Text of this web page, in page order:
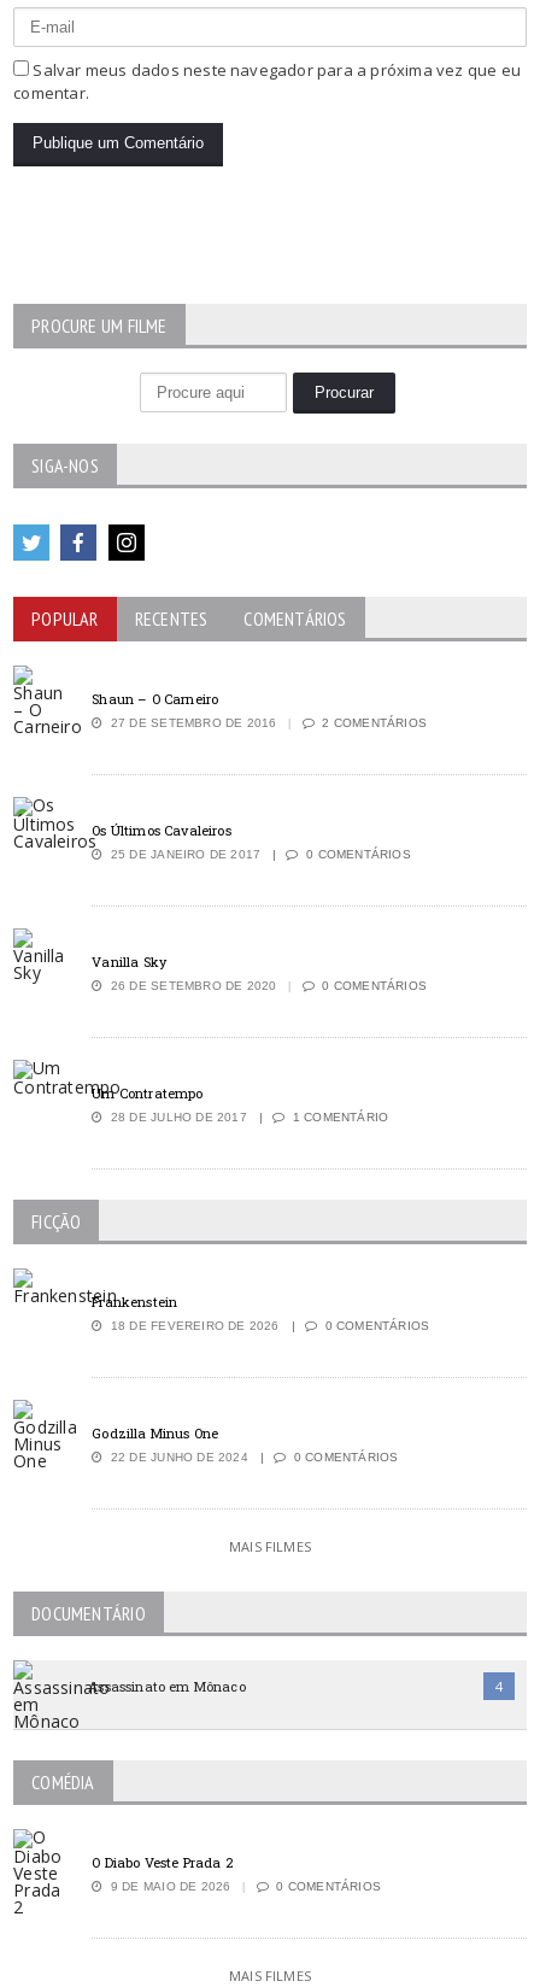
Salvar meus dados neste navegador para a próxima vez que eu
comentar.
PROCURE UM FILME
SIGA-NOS
POPULAR RECENTES COMENTÁRIOS
Shaun – O Carneiro
27 DE SETEMBRO DE 2016 2 COMENTÁRIOS
Os Últimos Cavaleiros
25 DE JANEIRO DE 2017 0 COMENTÁRIOS
Vanilla Sky
26 DE SETEMBRO DE 2020 0 COMENTÁRIOS
Um Contratempo
28 DE JULHO DE 2017 1 COMENTÁRIO
FICÇÃO
Frankenstein
18 DE FEVEREIRO DE 2026 0 COMENTÁRIOS
Godzilla Minus One
22 DE JUNHO DE 2024 0 COMENTÁRIOS
MAIS FILMES
DOCUMENTÁRIO
Assassinato em Mônaco 4
COMÉDIA
O Diabo Veste Prada 2
9 DE MAIO DE 2026 0 COMENTÁRIOS
MAIS FILMES